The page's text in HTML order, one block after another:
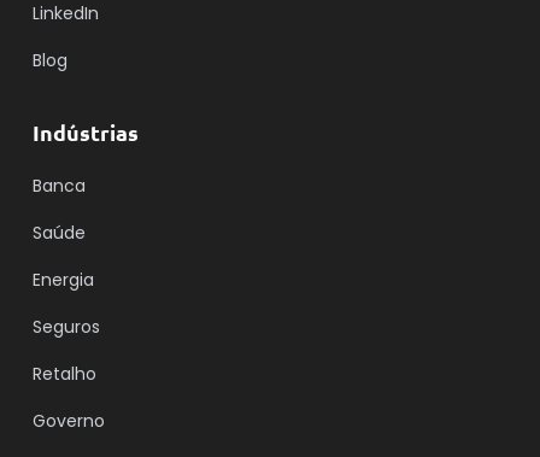
LinkedIn
Blog
Indústrias
Banca
Saúde
Energia
Seguros
Retalho
Governo